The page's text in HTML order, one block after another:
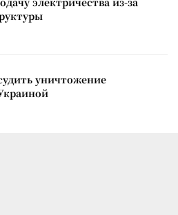
уничтожение